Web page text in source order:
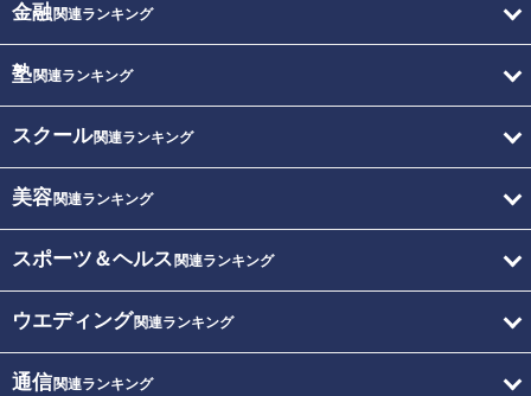
金融関連ランキング
塾関連ランキング
スクール関連ランキング
美容関連ランキング
スポーツ＆ヘルス 関連ランキング
ウエディング関連ランキング
通信関連ランキング